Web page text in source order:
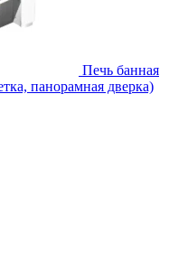
Печь банная
панорамная дверка)